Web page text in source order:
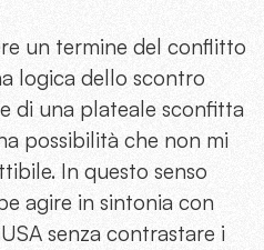
un termine del conflitto
logica dello scontro
di una plateale sconfitta
possibilità che non mi
In questo senso
agire in sintonia con
senza contrastare i